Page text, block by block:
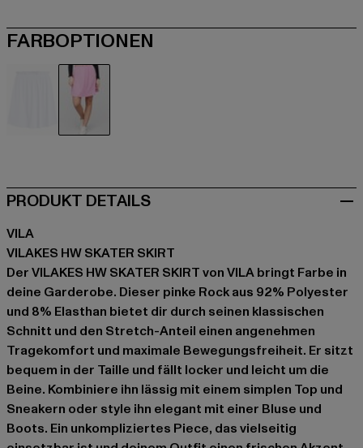
FARBOPTIONEN
PRODUKT DETAILS
VILA
VILAKES HW SKATER SKIRT
Der VILAKES HW SKATER SKIRT von VILA bringt Farbe in
deine Garderobe. Dieser pinke Rock aus 92% Polyester
und 8% Elasthan bietet dir durch seinen klassischen
Schnitt und den Stretch-Anteil einen angenehmen
Tragekomfort und maximale Bewegungsfreiheit. Er sitzt
bequem in der Taille und fällt locker und leicht um die
Beine. Kombiniere ihn lässig mit einem simplen Top und
Sneakern oder style ihn elegant mit einer Bluse und
Boots. Ein unkompliziertes Piece, das vielseitig